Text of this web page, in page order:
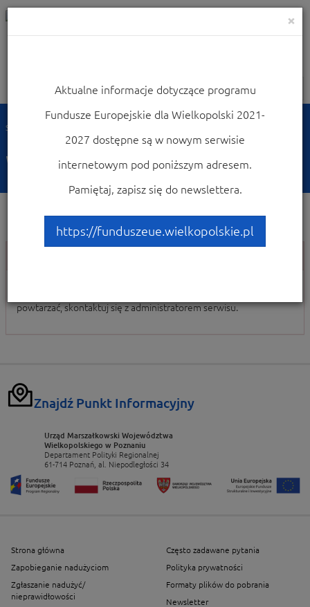
Nawigacja
Strona główna
Wystąpił błąd
powtarzać, skontaktuj się z administratorem serwisu.
Znajdź Punkt Informacyjny
Urząd Marszałkowski Województwa
Wielkopolskiego w Poznaniu
Departament Polityki Regionalnej
61-714 Poznań, al. Niepodległości 34
Strona główna
Zapobieganie nadużyciom
Zgłaszanie nadużyć/
nieprawidłowości
Często zadawane pytania
Polityka prywatności
Formaty plików do pobrania
Newsletter
×
Aktualne informacje dotyczące programu
Fundusze Europejskie dla Wielkopolski 2021-
2027 dostępne są w nowym serwisie
internetowym pod poniższym adresem.
Pamiętaj, zapisz się do newslettera.
https://funduszeue.wielkopolskie.pl